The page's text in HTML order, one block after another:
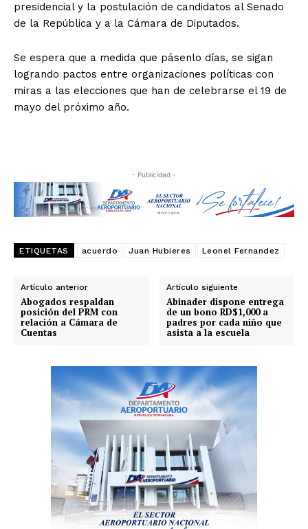
presidencial y la postulación de candidatos al Senado
de la República y a la Cámara de Diputados.
Se espera que a medida que pásenlo días, se sigan
logrando pactos entre organizaciones políticas con
miras a las elecciones que han de celebrarse el 19 de
mayo del próximo año.
- Publicidad -
ETIQUETAS acuerdo Juan Hubieres Leonel Fernandez
Artículo anterior
Abogados respaldan
posición del PRM con
relación a Cámara de
Cuentas
Artículo siguiente
Abinader dispone entrega
de un bono RD$1,000 a
padres por cada niño que
asista a la escuela